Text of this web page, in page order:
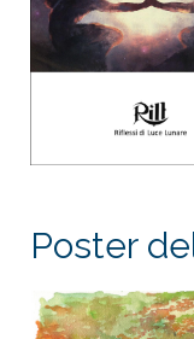
Poster